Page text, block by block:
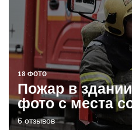
18 ФОТО
Пожар в
фото с места
6 отзывов